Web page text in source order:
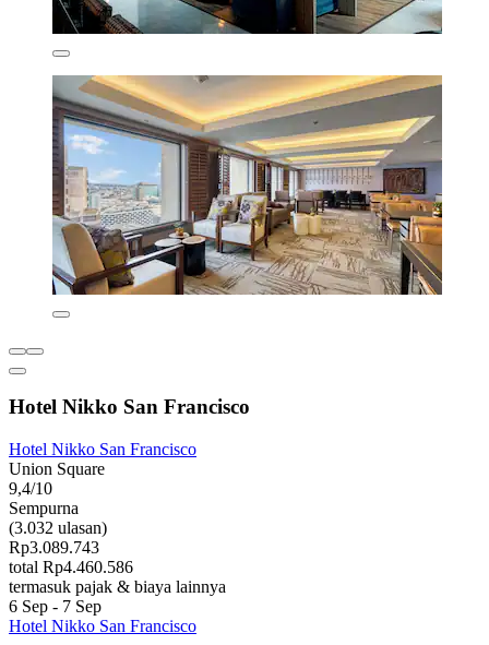
Hotel Nikko San Francisco
Hotel Nikko San Francisco
Union Square
9,4/10
Sempurna
(3.032 ulasan)
Rp3.089.743
total Rp4.460.586
termasuk pajak & biaya lainnya
6 Sep - 7 Sep
Hotel Nikko San Francisco